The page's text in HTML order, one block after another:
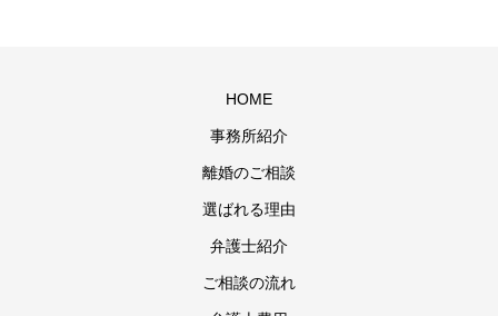
HOME
事務所紹介
離婚のご相談
選ばれる理由
弁護士紹介
ご相談の流れ